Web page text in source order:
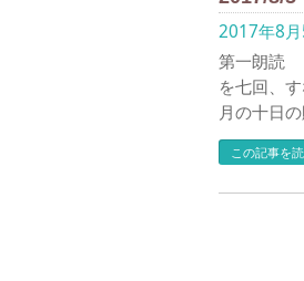
2017年8月
第一朗読
を七回、
月の十日
この記事を